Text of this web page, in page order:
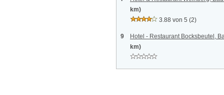
km)
3.88 von 5 (2)
9
Hotel - Restaurant Bocksbeutel,
km)